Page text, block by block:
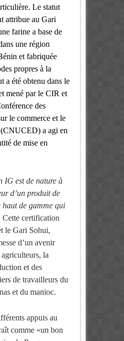
Le statut
attribue au Gari
farine a base de
une région
et fabriquée
propres à la
a été obtenu dans le
mené par le CIR et
des
le commerce et le
a agi en
de mise en
IG est de nature à
d’un produit de
de gamme qui
Cette certification
le Gari Sohui,
d’un avenir
la
et des
de travailleurs du
et du manioc.
appuis au
comme «un bon